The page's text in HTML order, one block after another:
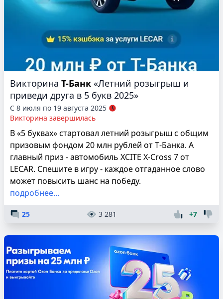
Викторина Т-Банк «Летний розыгрыш и
приведи друга в 5 букв 2025»
С 8 июля по 19 августа 2025
Викторина завершилась
В «5 буквах» стартовал летний розыгрыш с общим
призовым фондом 20 млн рублей от Т‑Банка. А
главный приз - автомобиль XCITE X-Cross 7 от
LECAR. Спешите в игру - каждое отгаданное слово
может повысить шанс на победу.
подробнее...
25 3 281 +7